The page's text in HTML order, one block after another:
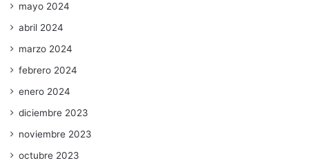
mayo 2024
abril 2024
marzo 2024
febrero 2024
enero 2024
diciembre 2023
noviembre 2023
octubre 2023